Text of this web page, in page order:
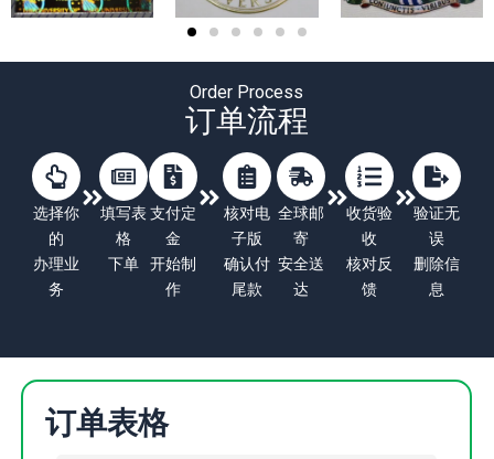
Order Process
订单流程
选择你
的
办理业
务
填写表
格
下单
支付定
金
开始制
作
核对电
子版
确认付
尾款
全球邮
寄
安全送
达
收货验
收
核对反
馈
验证无
误
删除信
息
订单表格